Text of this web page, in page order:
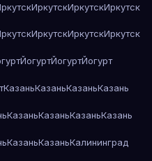
ИркутскИркутскИркутск
ИркутскИркутскИркутск
ЙогуртЙогуртЙогурт
КазаньКазаньКазаньКазань
КазаньКазаньКазаньКазань
КазаньКазаньКалининград